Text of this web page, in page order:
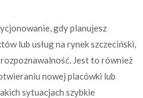
gdy planujesz
lub usług na rynek szczeciński,
Jest to również
nowej placówki lub
sytuacjach szybkie